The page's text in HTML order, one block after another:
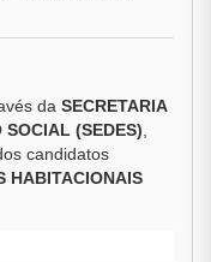
da SECRETARIA
SOCIAL (SEDES)
candidatos
HABITACIONAIS